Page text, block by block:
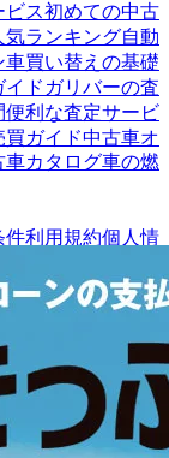
ビス初めての中古
気ランキング自動
車買い替えの基礎
イド ガリバーの査
便利な査定サービ
ガイド中古車オ
車カタログ車の燃
件利用規約個人情
募集お客様の声会